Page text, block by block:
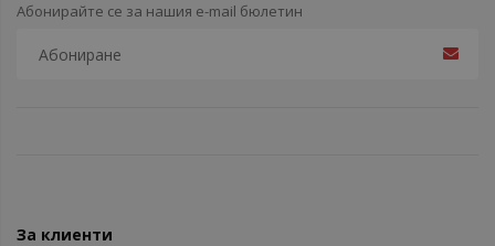
Абонирайте се за нашия e-mail бюлетин
За клиенти